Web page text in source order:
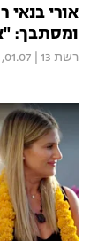
אורי בנאי
ומסתבך:
רשת 13 01.07, 11:03